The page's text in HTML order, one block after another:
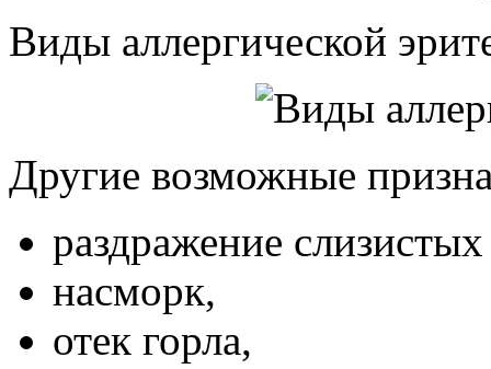
Виды аллергической
Другие возможные
раздражение
насморк,
отек горла,